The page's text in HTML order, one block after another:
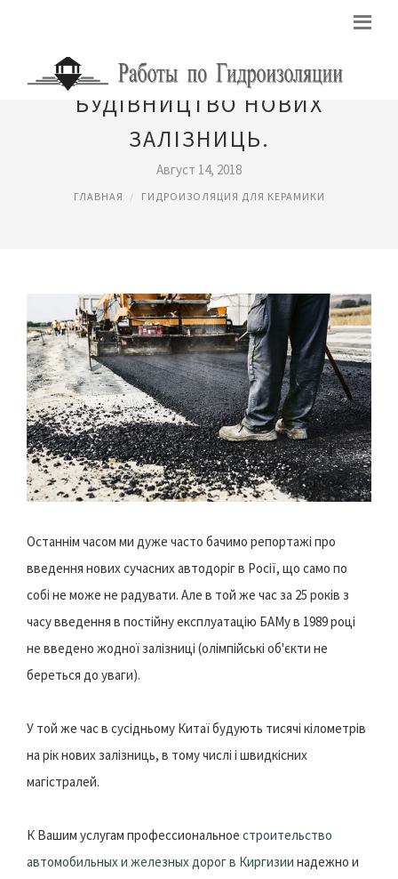
​БУДІВНИЦТВО НОВИХ
ЗАЛІЗНИЦЬ.
Август 14, 2018
ГЛАВНАЯ ГИДРОИЗОЛЯЦИЯ ДЛЯ КЕРАМИКИ
Останнім часом ми дуже часто бачимо репортажі про
введення нових сучасних автодоріг в Росії, що само по
собі не може не радувати. Але в той же час за 25 років з
часу введення в постійну експлуатацію БАМу в 1989 році
не введено жодної залізниці (олімпійські об'єкти не
береться до уваги).
У той же час в сусідньому Китаї будують тисячі кілометрів
на рік нових залізниць, в тому числі і швидкісних
магістралей.
К Вашим услугам профессиональное строительство
автомобильных и железных дорог в Киргизии надежно и